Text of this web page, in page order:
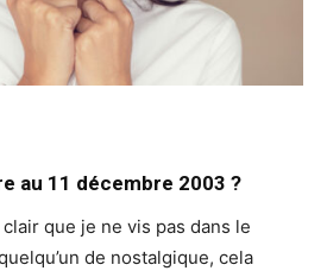
au 11 décembre 2003 ?
clair que je ne vis pas dans le
de nostalgique, cela